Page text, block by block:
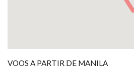
VOOS A PARTIR DE MANILA